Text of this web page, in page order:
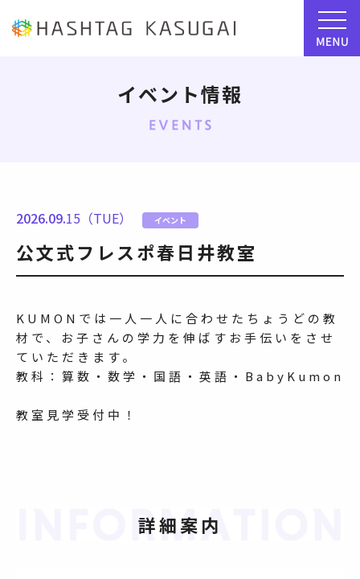
イベント情報
2026.09.15（TUE） イベント
公文式フレスポ春日井教室
KUMONでは一人一人に合わせたちょうどの教
材で、お子さんの学力を伸ばすお手伝いをさせ
ていただきます。
教科：算数・数学・国語・英語・BabyKumon
教室見学受付中！
詳細案内